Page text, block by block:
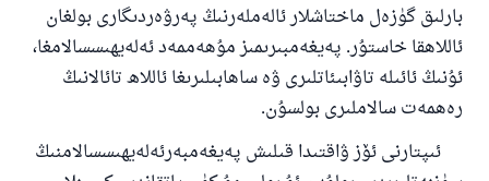
بارلىق گۈزەل ماختاشلار ئالەملەرنىڭ پەرۋەردىگارى بولغان
ئاللاھقا خاستۇر. پەيغەمبىرىمىز مۇھەممەد ئەلەيھىسسالامغا،
ئۇنىڭ ئائىلە تاۋابىئاتلىرى ۋە ساھابىلىرىغا ئاللاھ تائالانىڭ
رەھمەت سالاملىرى بولسۇن.
ئىپتارنى ئۆز ۋاقتىدا قىلىش پەيغەمبەرئەلەيھىسسالامنىڭ